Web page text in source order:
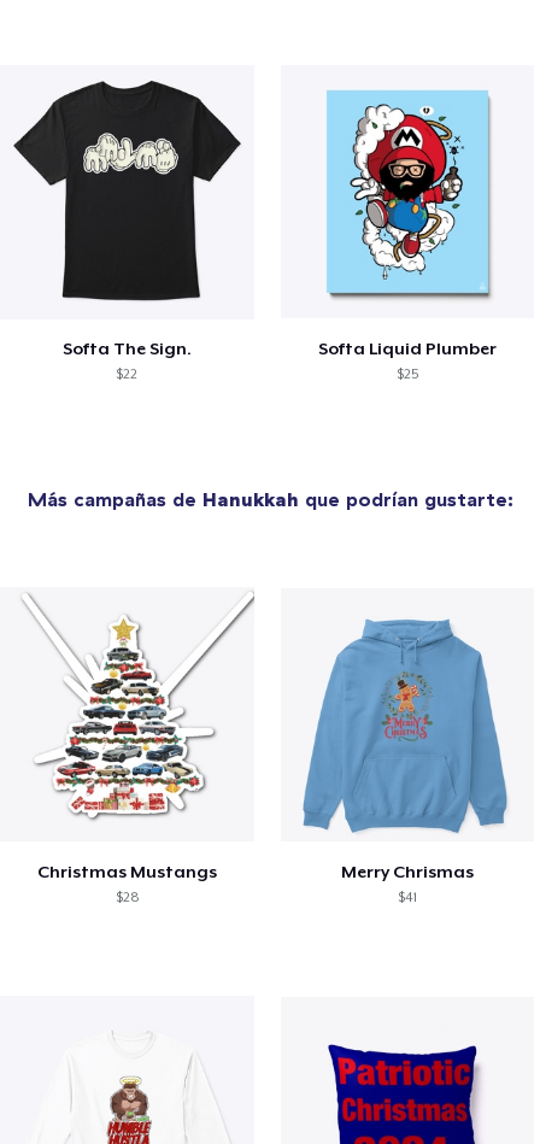
Softa The Sign.
$22
Softa Liquid Plumber
$25
Más campañas de Hanukkah que podrían gustarte:
Christmas Mustangs
$28
Merry Chrismas
$41